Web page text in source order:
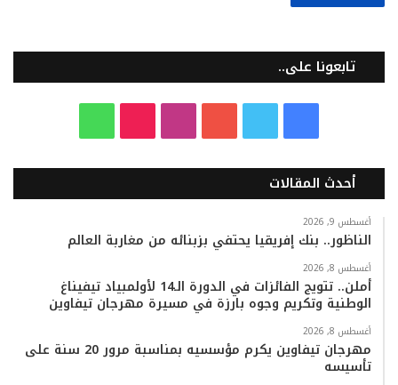
تابعونا على..
س
ب
ك
ي
ت
ب
س
ر
k
T
k
ت
س
ب
أحدث المقالات
أغسطس 9, 2026
الناظور.. بنك إفريقيا يحتفي بزبنائه من مغاربة العالم
أغسطس 8, 2026
أملن.. تتويج الفائزات في الدورة الـ14 لأولمبياد تيفيناغ
الوطنية وتكريم وجوه بارزة في مسيرة مهرجان تيفاوين
أغسطس 8, 2026
مهرجان تيفاوين يكرم مؤسسيه بمناسبة مرور 20 سنة على
تأسيسه